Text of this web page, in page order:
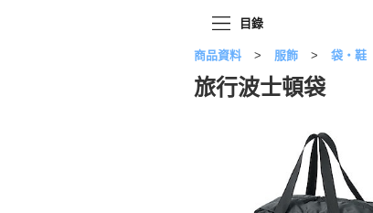
目錄
商品資料 服飾 袋・鞋
旅行波士頓袋